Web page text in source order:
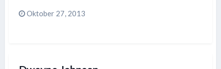
Oktober 27, 2013